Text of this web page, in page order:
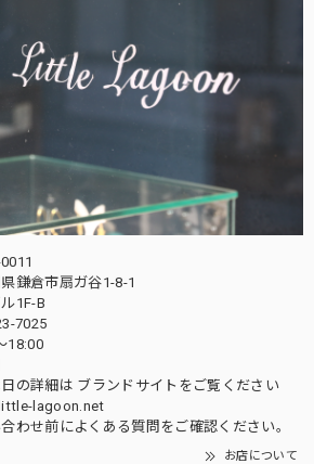
鎌倉市扇ガ谷1-8-1
1F-B
7025
18:00
の詳細は ブランドサイト をご覧ください
lagoon.net
わせ前によくある質問をご確認ください。
お店について